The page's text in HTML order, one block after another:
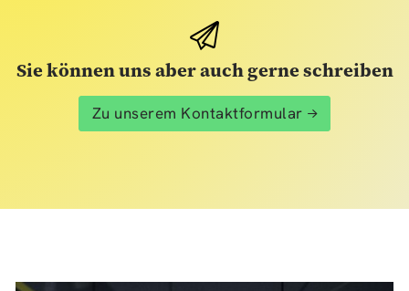
Sie können uns aber auch gerne schreiben
Zu unserem Kontaktformular